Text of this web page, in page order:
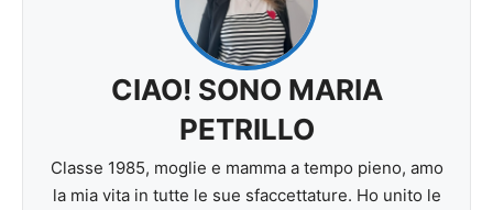
CIAO! SONO MARIA
PETRILLO
Classe 1985, moglie e mamma a tempo pieno, amo
la mia vita in tutte le sue sfaccettature. Ho unito le